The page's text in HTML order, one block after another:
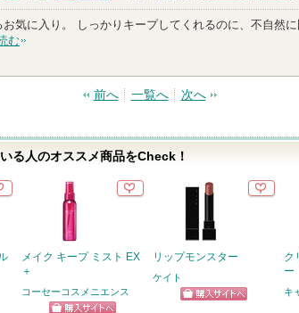
2
5
ン
バ
に
り
認証済
気に入り。 しっかりキープしてくれるのに、不自然
む
前へ 一覧へ 次へ
る人のオススメ商品をCheck！
メイク キープ ミスト EX
＋
コーセーコスメニエンス
リップモンスター
ケイト
ク
ー
キ